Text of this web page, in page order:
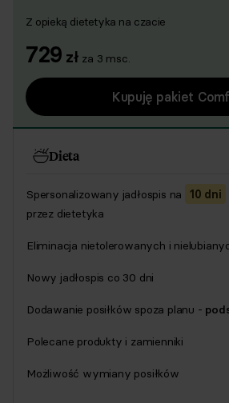
Z opieką dietetyka na czacie
729 zł za 3 msc.
Kupuję pakiet
Dieta
Spersonalizowany jadłospis na 10 dni
przez dietetyka
Eliminacja nietolerowanych i
Nowy jadłospis co 30 dni
Dodawanie posiłków spoza planu -
Polecane produkty i zamienniki
Możliwość wymiany posiłków